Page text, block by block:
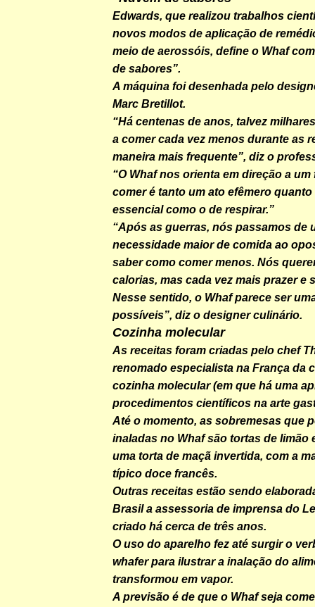
Edwards, que realizou trabalhos
novos modos de aplicação de
meio de aerossóis, define o Whaf
de sabores”.
A máquina foi desenhada pelo
Marc Bretillot.
“Há centenas de anos, talvez
a comer cada vez menos durante as
maneira mais frequente”, diz o
“O Whaf nos orienta em direção a
comer é tanto um ato efêmero quanto
essencial como o de respirar.”
“Após as guerras, nós passamos de
necessidade maior de comida ao
saber como comer menos. Nós
calorias, mas cada vez mais prazer e
Nesse sentido, o Whaf parece ser
possíveis”, diz o designer culinário.
Cozinha molecular
As receitas foram criadas pelo chef
renomado especialista na França da
cozinha molecular (em que há uma
procedimentos científicos na arte
Até o momento, as sobremesas que
inaladas no Whaf são tortas de limão
uma torta de maçã invertida, com a
típico doce francês.
Outras receitas estão sendo
Brasil a assessoria de imprensa do
criado há cerca de três anos.
O uso do aparelho fez até surgir o
whafer para ilustrar a inalação do
transformou em vapor.
A previsão é de que o Whaf seja